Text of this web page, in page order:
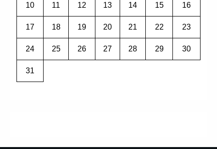
10 11 12 13 14 15 16
17 18 19 20 21 22 23
24 25 26 27 28 29 30
31